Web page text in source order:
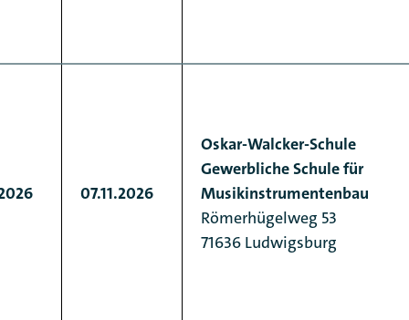
07.11.2026
Oskar-Walcker-Schule
Gewerbliche Schule für
Musikinstrumentenbau
Römerhügelweg 53
71636 Ludwigsburg